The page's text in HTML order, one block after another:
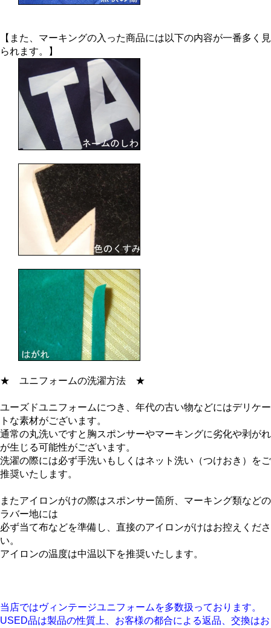
【また、マーキングの入った商品には以下の内容が一番多く見
られます。】
★ ユニフォームの洗濯方法 ★
ユーズドユニフォームにつき、年代の古い物などにはデリケー
トな素材がございます。
通常の丸洗いですと胸スポンサーやマーキングに劣化や剥がれ
が生じる可能性がございます。
洗濯の際には必ず手洗いもしくはネット洗い（つけおき）をご
推奨いたします。
またアイロンがけの際はスポンサー箇所、マーキング類などの
ラバー地には
必ず当て布などを準備し、直接のアイロンがけはお控えくださ
い。
アイロンの温度は中温以下を推奨いたします。
当店ではヴィンテージユニフォームを多数扱っております。
USED品は製品の性質上、お客様の都合による返品、交換はお